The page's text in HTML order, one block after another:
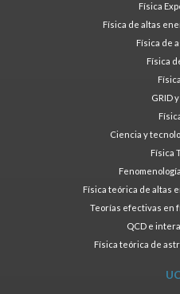
Física
Física de altas
Física de
Física
GRID
Ciencia y
Física
Física teórica de altas
Teorías efectivas en
QCD e
Física teórica de